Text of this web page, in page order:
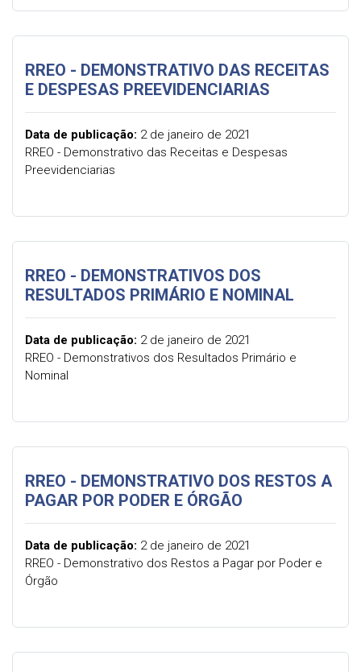
RREO - DEMONSTRATIVO DAS RECEITAS
E DESPESAS PREEVIDENCIARIAS
Data de publicação: 2 de janeiro de 2021
RREO - Demonstrativo das Receitas e Despesas
Preevidenciarias
RREO - DEMONSTRATIVOS DOS
RESULTADOS PRIMÁRIO E NOMINAL
Data de publicação: 2 de janeiro de 2021
RREO - Demonstrativos dos Resultados Primário e
Nominal
RREO - DEMONSTRATIVO DOS RESTOS A
PAGAR POR PODER E ÓRGÃO
Data de publicação: 2 de janeiro de 2021
RREO - Demonstrativo dos Restos a Pagar por Poder e
Órgão